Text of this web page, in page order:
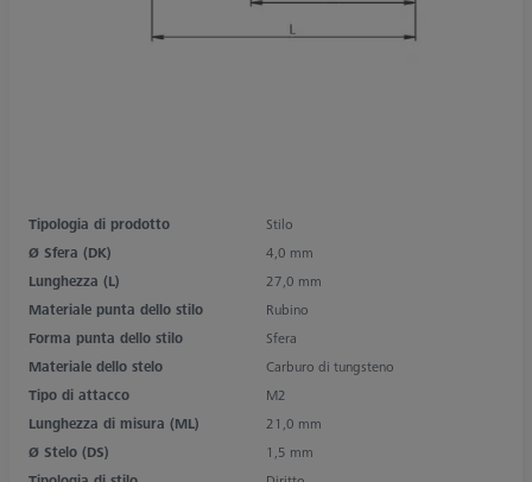
Tipologia di prodotto
Stilo
Ø Sfera (DK)
4,0 mm
Lunghezza (L)
27,0 mm
Materiale punta dello stilo
Rubino
Forma punta dello stilo
Sfera
Materiale dello stelo
Carburo di tungsteno
Tipo di attacco
M2
Lunghezza di misura (ML)
21,0 mm
Ø Stelo (DS)
1,5 mm